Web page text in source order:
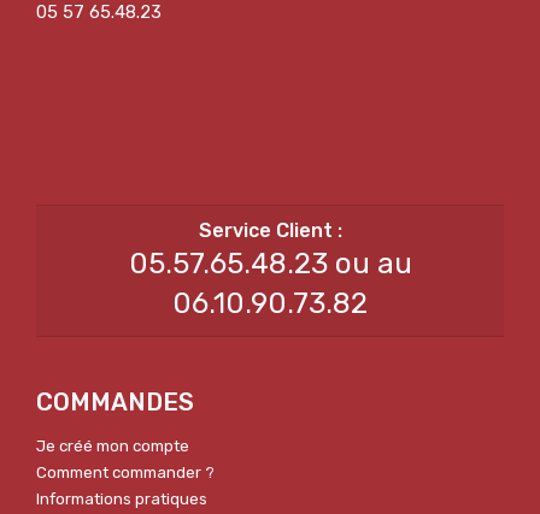
05 57 65.48.23
05.57.65.48.23 ou au
06.10.90.73.82
COMMANDES
Je créé mon compte
Comment commander ?
Informations pratiques